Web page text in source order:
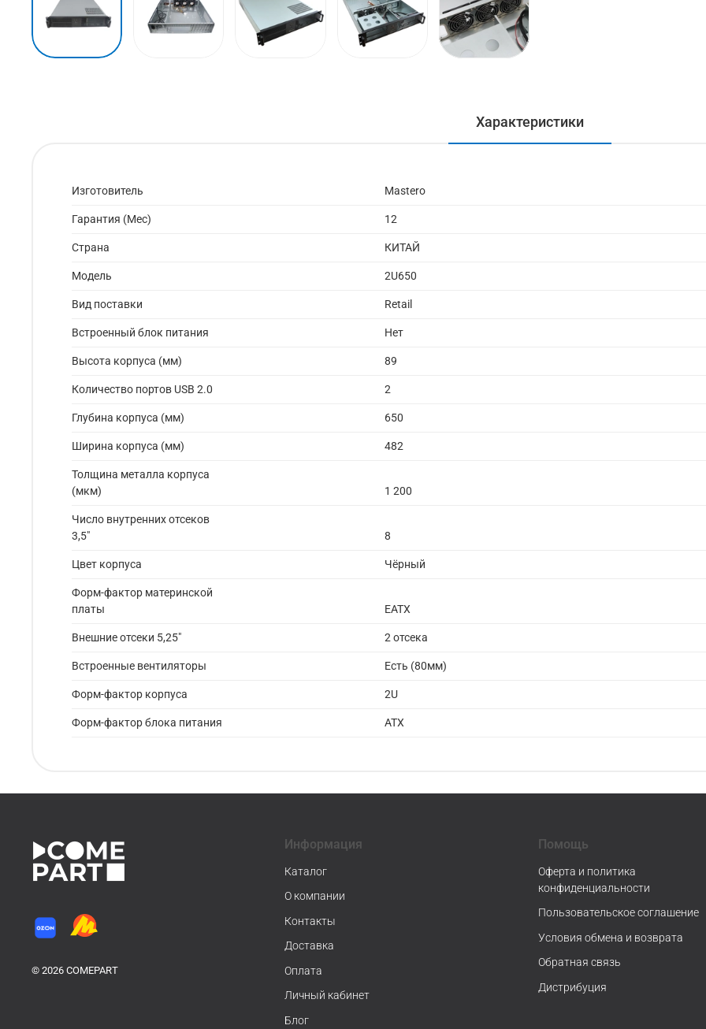
Характеристики
Изготовитель Mastero
Гарантия (Мес) 12
Страна КИТАЙ
Модель 2U650
Вид поставки Retail
Встроенный блок питания Нет
Высота корпуса (мм) 89
Количество портов USB 2.0 2
Глубина корпуса (мм) 650
Ширина корпуса (мм) 482
Толщина металла корпуса
(мкм)
1 200
Число внутренних отсеков
3,5"
8
Цвет корпуса Чёрный
Форм-фактор материнской
платы
EATX
Внешние отсеки 5,25" 2 отсека
Встроенные вентиляторы Есть (80мм)
Форм-фактор корпуса 2U
Форм-фактор блока питания ATX
© 2026 COMEPART
Информация
Каталог
О компании
Контакты
Доставка
Оплата
Личный кабинет
Блог
Помощь
Оферта и политика
конфиденциальности
Пользовательское соглашение
Условия обмена и возврата
Обратная связь
Дистрибуция